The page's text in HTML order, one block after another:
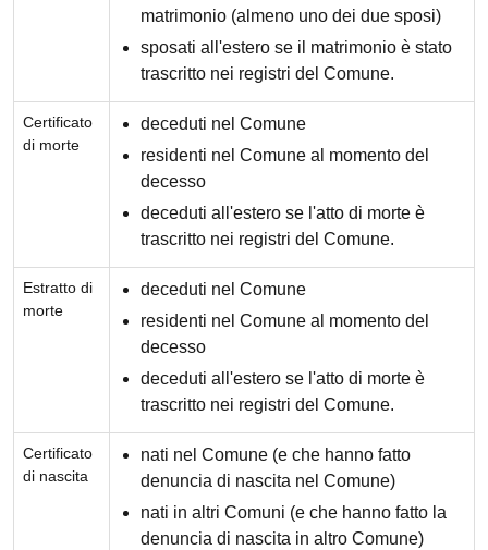
matrimonio (almeno uno dei due sposi)
sposati all'estero se il matrimonio è stato
trascritto nei registri del Comune.
Certificato
di morte
deceduti nel Comune
residenti nel Comune al momento del
decesso
deceduti all'estero se l'atto di morte è
trascritto nei registri del Comune.
Estratto di
morte
deceduti nel Comune
residenti nel Comune al momento del
decesso
deceduti all'estero se l'atto di morte è
trascritto nei registri del Comune.
Certificato
di nascita
nati nel Comune (e che hanno fatto
denuncia di nascita nel Comune)
nati in altri Comuni (e che hanno fatto la
denuncia di nascita in altro Comune)